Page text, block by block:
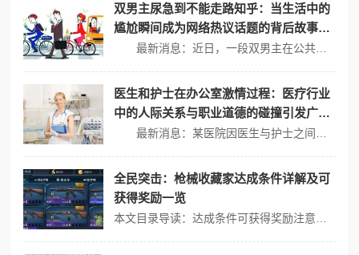
双男主尿急到不能走路知乎：当生活中的
尴尬瞬间成为网络热议话题的背后故事与
心理分析
医生和护士在办公室激情过程：医疗行业
中的人际关系与职业道德的碰撞引发广泛
关注与讨论
全民突击：枪械收藏家达成条件详解及可
获得奖励一览